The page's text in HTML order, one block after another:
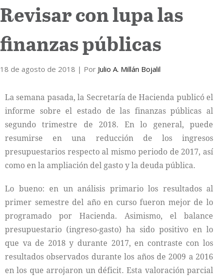
Colaboradores
Internacional
Cultura
Revisar con lupa las
finanzas públicas
18 de agosto de 2018 | Por Julio A. Millán Bojalil
La semana pasada, la Secretaría de Hacienda publicó el
informe sobre el estado de las finanzas públicas al
segundo trimestre de 2018. En lo general, puede
resumirse en una reducción de los ingresos
presupuestarios respecto al mismo periodo de 2017, así
como en la ampliación del gasto y la deuda pública.
Lo bueno: en un análisis primario los resultados al
primer semestre del año en curso fueron mejor de lo
programado por Hacienda. Asimismo, el balance
presupuestario (ingreso-gasto) ha sido positivo en lo
que va de 2018 y durante 2017, en contraste con los
resultados observados durante los años de 2009 a 2016
en los que arrojaron un déficit. Esta valoración parcial